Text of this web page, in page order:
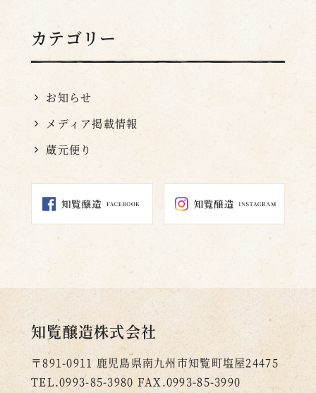
カテゴリー
お知らせ
メディア掲載情報
蔵元便り
知覧醸造株式会社
〒891-0911 鹿児島県南九州市知覧町塩屋24475
TEL.0993-85-3980 FAX.0993-85-3990